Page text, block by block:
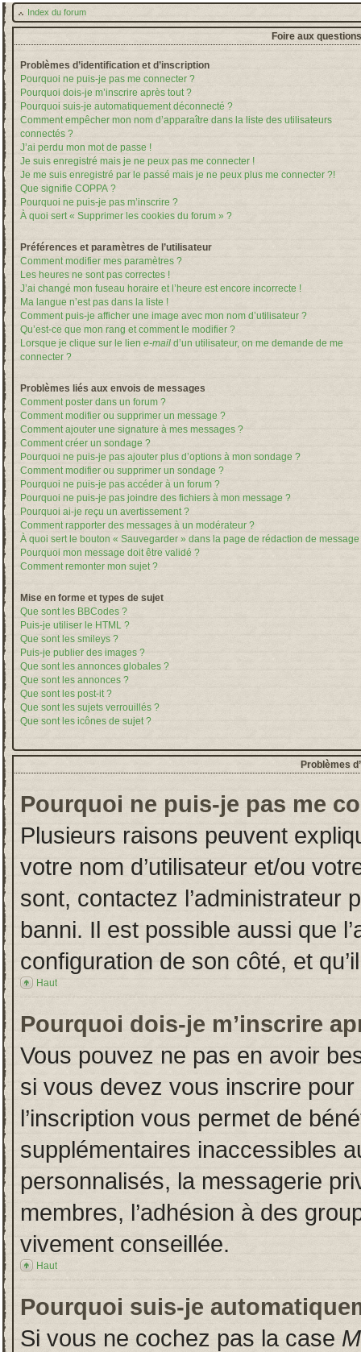
Index du forum
Foire aux
Problèmes d’identification et d’inscription
Pourquoi ne puis-je pas me connecter ?
Pourquoi dois-je m’inscrire après tout ?
Pourquoi suis-je automatiquement déconnecté ?
Comment empêcher mon nom d’apparaître dans la liste des utilisateurs
connectés ?
J’ai perdu mon mot de passe !
Je suis enregistré mais je ne peux pas me connecter !
Je me suis enregistré par le passé mais je ne peux plus me connecter ?!
Que signifie COPPA ?
Pourquoi ne puis-je pas m’inscrire ?
À quoi sert « Supprimer les cookies du forum » ?
Préférences et paramètres de l’utilisateur
Comment modifier mes paramètres ?
Les heures ne sont pas correctes !
J’ai changé mon fuseau horaire et l’heure est encore incorrecte !
Ma langue n’est pas dans la liste !
Comment puis-je afficher une image avec mon nom d’utilisateur ?
Qu’est-ce que mon rang et comment le modifier ?
Lorsque je clique sur le lien e-mail d’un utilisateur, on me demande de me
connecter ?
Problèmes liés aux envois de messages
Comment poster dans un forum ?
Comment modifier ou supprimer un message ?
Comment ajouter une signature à mes messages ?
Comment créer un sondage ?
Pourquoi ne puis-je pas ajouter plus d’options à mon sondage ?
Comment modifier ou supprimer un sondage ?
Pourquoi ne puis-je pas accéder à un forum ?
Pourquoi ne puis-je pas joindre des fichiers à mon message ?
Pourquoi ai-je reçu un avertissement ?
Comment rapporter des messages à un modérateur ?
À quoi sert le bouton « Sauvegarder » dans la page de rédaction de message
Pourquoi mon message doit être validé ?
Comment remonter mon sujet ?
Mise en forme et types de sujet
Que sont les BBCodes ?
Puis-je utiliser le HTML ?
Que sont les smileys ?
Puis-je publier des images ?
Que sont les annonces globales ?
Que sont les annonces ?
Que sont les post-it ?
Que sont les sujets verrouillés ?
Que sont les icônes de sujet ?
Problèmes
Pourquoi ne puis-je pas me
Plusieurs raisons peuvent
votre nom d’utilisateur et/ou
sont, contactez l’administrateur
banni. Il est possible aussi que
configuration de son côté, et
Haut
Pourquoi dois-je m’inscrire
Vous pouvez ne pas en avoir
si vous devez vous inscrire
l’inscription vous permet de
supplémentaires inaccessibles
personnalisés, la messagerie
membres, l’adhésion à des
vivement conseillée.
Haut
Pourquoi suis-je
Si vous ne cochez pas la case